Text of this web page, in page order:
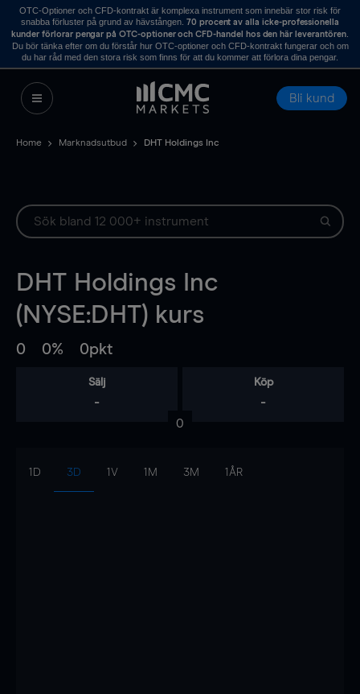
OTC-Optioner och CFD-kontrakt är komplexa instrument som innebär stor risk för
snabba förluster på grund av hävstången. 70 procent av alla icke-professionella
kunder förlorar pengar på OTC-optioner och CFD-handel hos den här leverantören.
Du bör tänka efter om du förstår hur OTC-optioner och CFD-kontrakt fungerar och om
du har råd med den stora risk som finns för att du kommer att förlora dina pengar.
Bli kund
Home Marknadsutbud DHT Holdings Inc
DHT Holdings Inc
(NYSE:DHT) kurs
0 0% 0pkt
Sälj
-
Köp
-
0
1D 3D 1V 1M 3M 1ÅR